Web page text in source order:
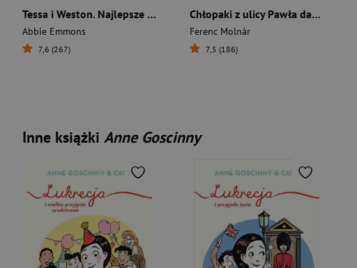
Tessa i Weston. Najlepsze święta ever
Abbie Emmons
7,6 (267)
Chłopaki z ulicy Pawła dawniej Chłopcy z Placu Broni
Ferenc Molnár
7,5 (186)
Inne książki Anne Goscinny